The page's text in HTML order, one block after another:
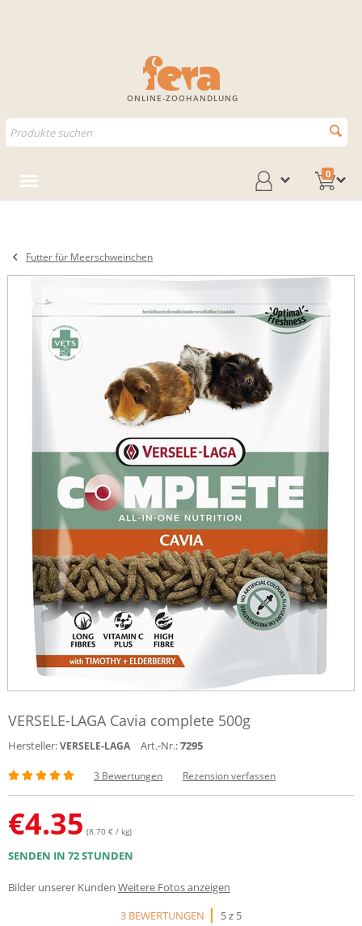
ONLINE-ZOOHANDLUNG
0
Futter für Meerschweinchen
VERSELE-LAGA Cavia complete 500g
Hersteller:VERSELE-LAGA Art.-Nr.:7295
3 Bewertungen Rezension verfassen
€4.35 (8.70 € / kg)
SENDEN IN 72 STUNDEN
Bilder unserer Kunden Weitere Fotos anzeigen
3 BEWERTUNGEN
5 z 5